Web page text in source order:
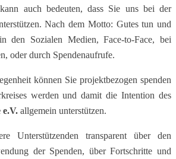
auch bedeuten, ​dass Sie uns bei der
Nach dem Motto: Gutes tun ​und
den Sozialen ​Medien, Face-to-Face, bei
oder durch ​Spendenaufrufe.
können Sie ​projektbezogen spenden
werden und damit die ​Intention des
e.V. ​allgemein unterstützen.
Unterstützenden ​transparent über den
der Spenden, über Fortschritte ​und